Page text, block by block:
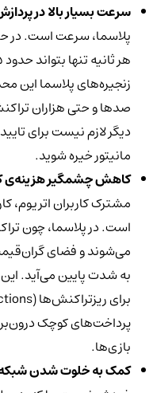
سرعت بسیار بالا در
پلاسما، سرعت است. در
زنجیره‌های پلاسما این
صدها و حتی هزاران
دیگر لازم نیست برای
مانیتور خیره شوید.
کاهش چشمگیر هزینه‌ی
مشترک کاربران اتریوم،
است. در پلاسما، چون
می‌شوند و فضای
به شدت پایین می‌آید. این
پرداخت‌های کوچک
بازی‌ها.
کمک به خلوت شدن